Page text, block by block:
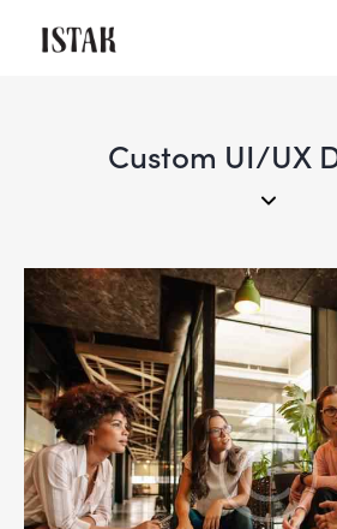
Custom UI/UX